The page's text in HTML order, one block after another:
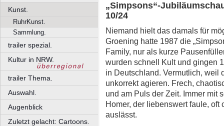
Kunst.
RuhrKunst.
Sammlung.
trailer spezial.
Kultur in NRW.
trailer Thema.
Auswahl.
Augenblick
Zuletzt gelacht: Cartoons.
„Simpsons“-
10/24
Niemand hielt das damals für
Groening hatte 1987 die
Family, nur als kurze
wurden schnell Kult und gingen
in Deutschland. Vermutlich, weil
unkorrekt agieren. Frech,
und am Puls der Zeit. Immer mit
Homer, der liebenswert faule,
auslässt.